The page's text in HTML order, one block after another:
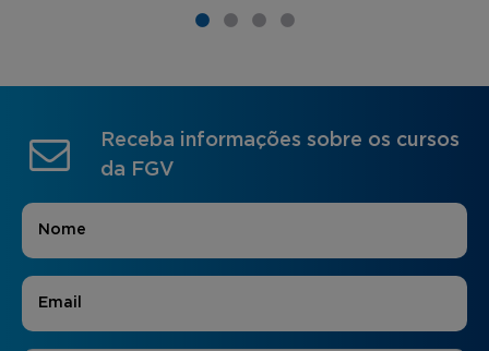
Receba informações sobre os cursos
da FGV
Nome
E-mail